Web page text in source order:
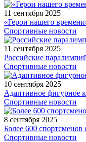
11 сентября 2025
«Герои нашего
Спортивные новости
11 сентября 2025
Российские
Спортивные новости
10 сентября 2025
Адаптивное фигурное
Спортивные новости
8 сентября 2025
Более 600
Спортивные новости